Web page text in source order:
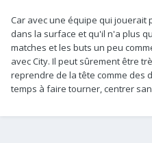
Car avec une équipe qui jouerait
dans la surface et qu'il n'a plus
matches et les buts un peu
avec City. Il peut sûrement être
reprendre de la tête comme des
temps à faire tourner, centrer